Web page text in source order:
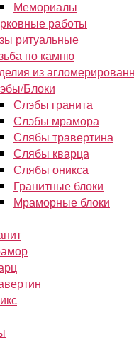
Мемориалы
работы
ритуальные
по камню
из
Блоки
Слэбы гранита
Слэбы мрамора
Слябы травертина
Слябы кварца
Слябы оникса
Гранитные блоки
Мраморные блоки